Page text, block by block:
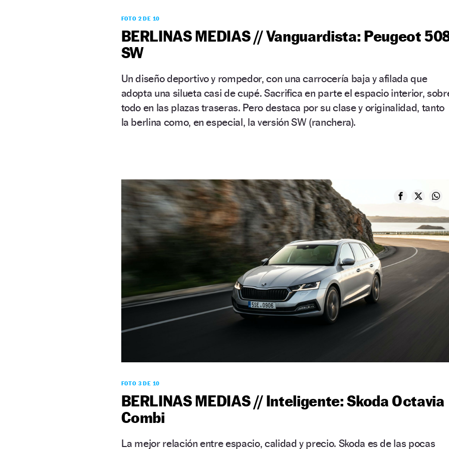
FOTO 2 DE 10
BERLINAS MEDIAS // Vanguardista: Peugeot
SW
Un diseño deportivo y rompedor, con una carrocería baja y afilada que
adopta una silueta casi de cupé. Sacrifica en parte el espacio interior,
todo en las plazas traseras. Pero destaca por su clase y originalidad, tanto
la berlina como, en especial, la versión SW (ranchera).
FOTO 3 DE 10
BERLINAS MEDIAS // Inteligente: Skoda Octavia
Combi
La mejor relación entre espacio, calidad y precio. Skoda es de las pocas